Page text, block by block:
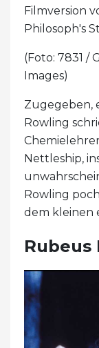
Filmversion
Philosoph's
(Foto: 7831 /
Images)
Zugegeben,
Rowling
Nettleship,
Rowling
dem kleinen
Rubeus